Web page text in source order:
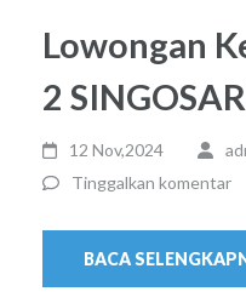
Lowongan
2
12 Nov,2024
Tinggalkan komentar
BACA